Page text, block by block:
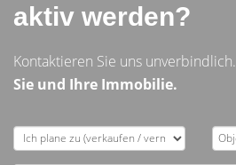
aktiv werden?
Kontaktieren Sie uns unverbindlich.
Sie und Ihre Immobilie.